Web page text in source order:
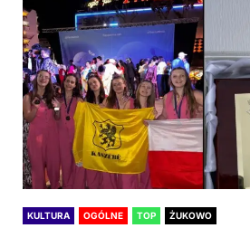
KULTURA OGÓLNE TOP ŻUKOWO